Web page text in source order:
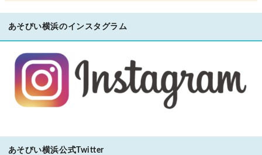
あそびい横浜のインスタグラム
あそびい横浜公式Twitter